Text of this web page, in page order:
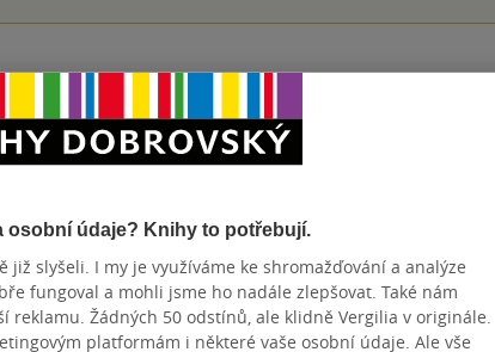
Přidat hodnocení
osobní údaje? Knihy to potřebují.
již slyšeli. I my je využíváme ke shromažďování a analýze
fungoval a mohli jsme ho nadále zlepšovat. Také nám
reklamu. Žádných 50 odstínů, ale klidně Vergilia v originále.
platformám i některé vaše osobní údaje. Ale vše